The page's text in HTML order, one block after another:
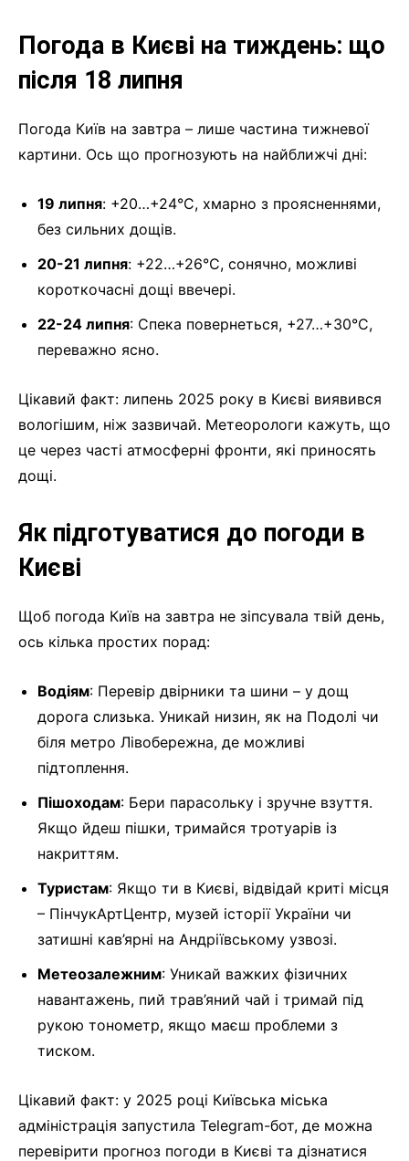
Погода в Києві на тиждень: що
після 18 липня
Погода Київ на завтра – лише частина тижневої
картини. Ось що прогнозують на найближчі дні:
19 липня: +20…+24°C, хмарно з проясненнями,
без сильних дощів.
20-21 липня: +22…+26°C, сонячно, можливі
короткочасні дощі ввечері.
22-24 липня: Спека повернеться, +27…+30°C,
переважно ясно.
Цікавий факт: липень 2025 року в Києві виявився
вологішим, ніж зазвичай. Метеорологи кажуть, що
це через часті атмосферні фронти, які приносять
дощі.
Як підготуватися до погоди в
Києві
Щоб погода Київ на завтра не зіпсувала твій день,
ось кілька простих порад:
Водіям: Перевір двірники та шини – у дощ
дорога слизька. Уникай низин, як на Подолі чи
біля метро Лівобережна, де можливі
підтоплення.
Пішоходам: Бери парасольку і зручне взуття.
Якщо йдеш пішки, тримайся тротуарів із
накриттям.
Туристам: Якщо ти в Києві, відвідай криті місця
– ПінчукАртЦентр, музей історії України чи
затишні кав’ярні на Андріївському узвозі.
Метеозалежним: Уникай важких фізичних
навантажень, пий трав’яний чай і тримай під
рукою тонометр, якщо маєш проблеми з
тиском.
Цікавий факт: у 2025 році Київська міська
адміністрація запустила Telegram-бот, де можна
перевірити прогноз погоди в Києві та дізнатися